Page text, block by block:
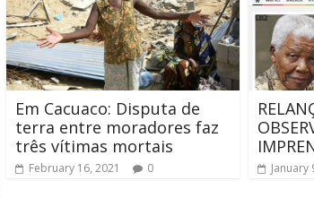
Em Cacuaco: Disputa de
terra entre moradores faz
três vítimas mortais
February 16, 2021 0 January